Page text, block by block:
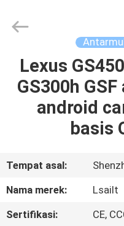
RUMAH
PRODUK
TENTANG
Electron
Co.,Ltd.
Reserved.Lexus
GS300h
android
basis
Tempat asal:
Nama merek:
Lsailt
Sertifikasi:
CE,